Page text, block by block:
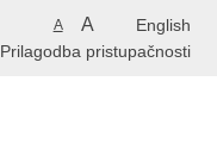
English
A A
Prilagodba pristupačnosti